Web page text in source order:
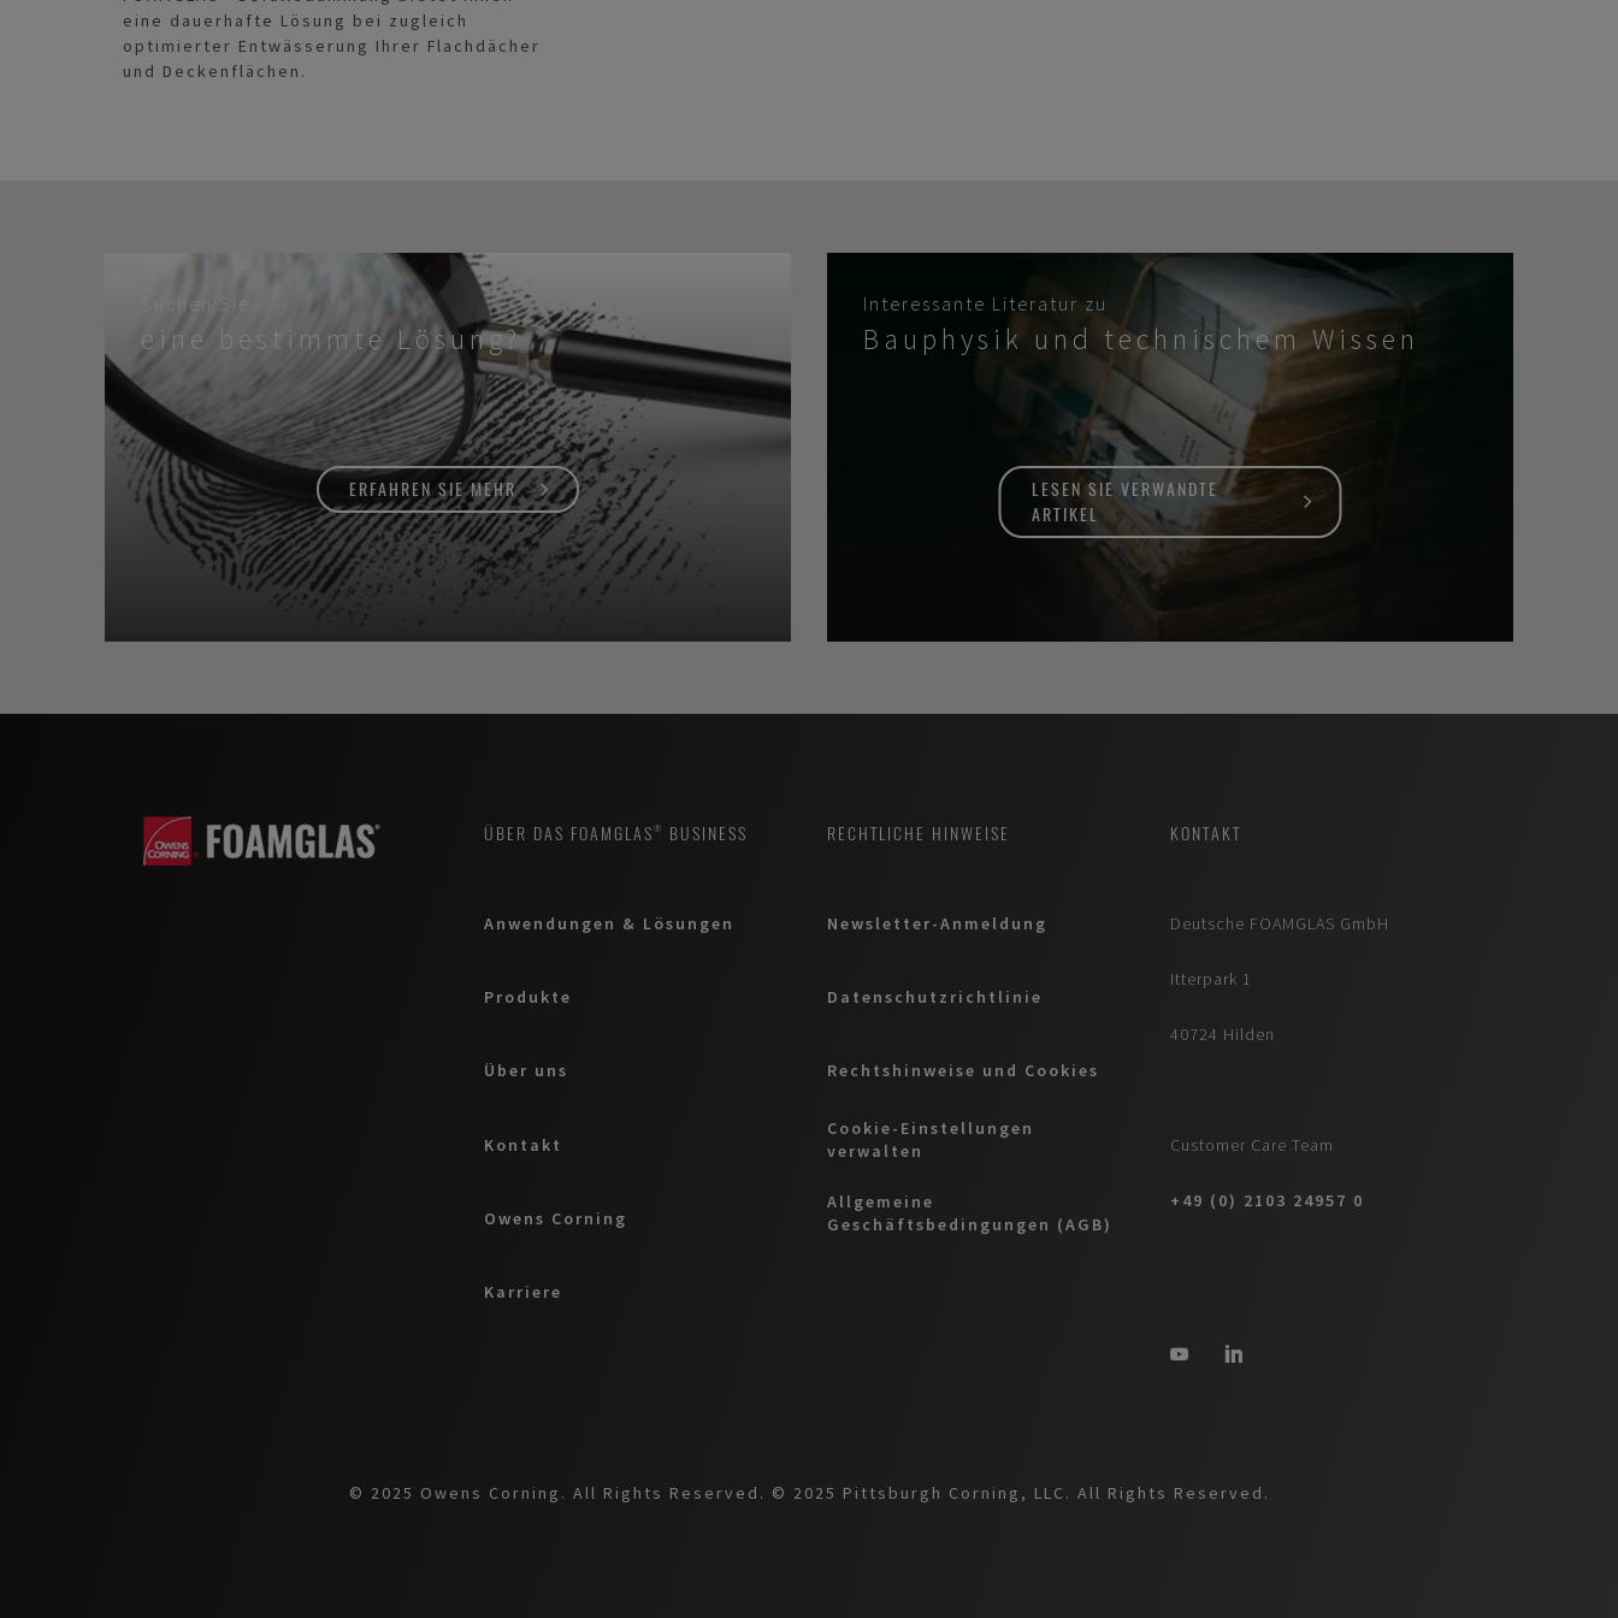
eine dauerhafte Lösung bei zugleich
optimierter Entwässerung Ihrer Flachdächer
und Deckenflächen.
Suchen Sie
eine bestimmte Lösung?
ERFAHREN SIE MEHR
Interessante Literatur zu
Bauphysik und technischem Wissen
LESEN SIE VERWANDTE
ARTIKEL
ÜBER DAS FOAMGLAS® BUSINESS
Anwendungen & Lösungen
Produkte
Über uns
Kontakt
Owens Corning
Karriere
RECHTLICHE HINWEISE
Newsletter-Anmeldung
Datenschutzrichtlinie
Rechtshinweise und Cookies
Cookie-Einstellungen
verwalten
Allgemeine
Geschäftsbedingungen (AGB)
KONTAKT
Deutsche FOAMGLAS GmbH
Itterpark 1
40724 Hilden
Customer Care Team
+49 (0) 2103 24957 0
© 2025 Owens Corning. All Rights Reserved. © 2025 Pittsburgh Corning, LLC. All Rights Reserved.